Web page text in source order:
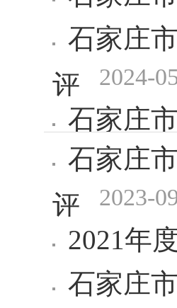
石家庄
评 2024-
石家庄
石家庄
评 2023-
2021年
石家庄